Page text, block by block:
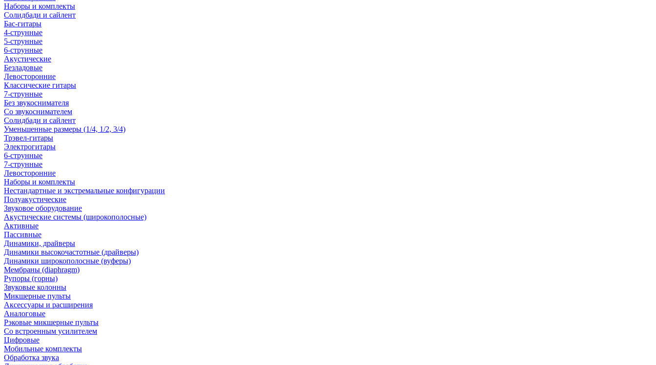
Наборы и комплекты
Солидбади и сайлент
Бас-гитары
4-струнные
5-струнные
6-струнные
Акустические
Безладовые
Левосторонние
Классические гитары
7-струнные
Без звукоснимателя
Со звукоснимателем
Солидбади и сайлент
Уменьшенные размеры (1/4, 1/2, 3/4)
Трэвел-гитары
Электрогитары
6-струнные
7-струнные
Левосторонние
Наборы и комплекты
Нестандартные и экстремальные конфигурации
Полуакустические
Звуковое оборудование
Акустические системы (широкополосные)
Активные
Пассивные
Динамики, драйверы
Динамики высокочастотные (драйверы)
Динамики широкополосные (вуферы)
Мембраны (diaphragm)
Рупоры (горны)
Звуковые колонны
Микшерные пульты
Аксессуары и расширения
Аналоговые
Рэковые микшерные пульты
Со встроенным усилителем
Цифровые
Мобильные комплекты
Обработка звука